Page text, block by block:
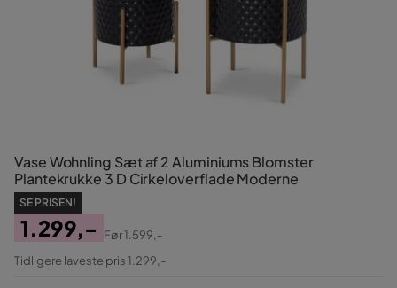
Vase Wohnling Sæt af 2 Aluminiums Blomster
Plantekrukke 3 D Cirkeloverflade Moderne
SE PRISEN!
Pris
1.299,-
Original
Før1.599,-
Tidligere laveste pris 1.299,-